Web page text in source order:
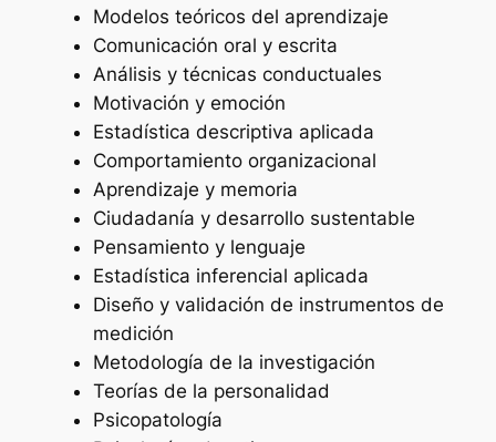
Modelos teóricos del aprendizaje
Comunicación oral y escrita
Análisis y técnicas conductuales
Motivación y emoción
Estadística descriptiva aplicada
Comportamiento organizacional
Aprendizaje y memoria
Ciudadanía y desarrollo sustentable
Pensamiento y lenguaje
Estadística inferencial aplicada
Diseño y validación de instrumentos de
medición
Metodología de la investigación
Teorías de la personalidad
Psicopatología